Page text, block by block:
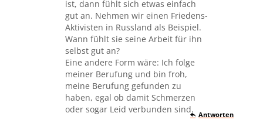
ist, dann fühlt sich etwas einfach
gut an. Nehmen wir einen Friedens-
Aktivisten in Russland als Beispiel.
Wann fühlt sie seine Arbeit für ihn
selbst gut an?
Eine andere Form wäre: Ich folge
meiner Berufung und bin froh,
meine Berufung gefunden zu
haben, egal ob damit Schmerzen
oder sogar Leid verbunden sind. Antworten